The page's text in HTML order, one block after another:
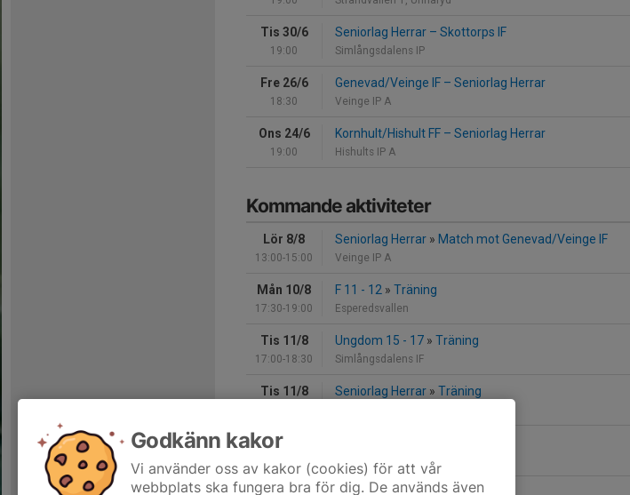
Tis 30/6
19:00
Seniorlag Herrar – Skottorps IF
Simlångsdalens IP
Fre 26/6
18:30
Genevad/Veinge IF – Seniorlag Herrar
Veinge IP A
Ons 24/6
19:00
Kornhult/Hishult FF – Seniorlag Herrar
Hishults IP A
Kommande aktiviteter
Lör 8/8
13:00-15:00
Seniorlag Herrar » Match mot Genevad/Veinge IF
Veinge IP A
Mån 10/8
17:30-19:00
F 11 - 12 » Träning
Esperedsvallen
Tis 11/8
17:00-18:30
Ungdom 15 - 17 » Träning
Simlångsdalens IF
Tis 11/8 Seniorlag Herrar » Träning
Ons 12/8
18:00-19:30 Breareds IP, Simlångsdalen
Godkänn kakor
Vi använder oss av kakor (cookies) för att vår
webbplats ska fungera bra för dig. De används även